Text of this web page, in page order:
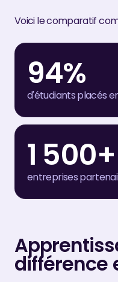
Voici le comparatif
94%
d'étudiants placés
1 500+
entreprises
différence